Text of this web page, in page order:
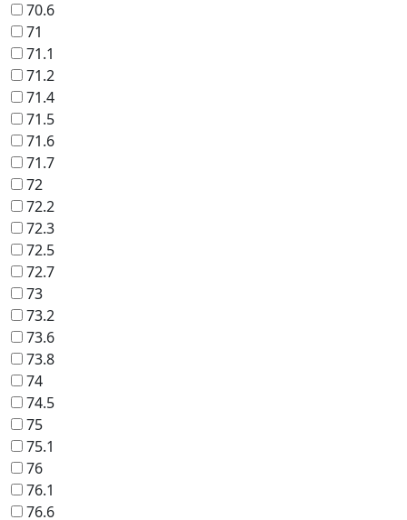
70.6
71
71.1
71.2
71.4
71.5
71.6
71.7
72
72.2
72.3
72.5
72.7
73
73.2
73.6
73.8
74
74.5
75
75.1
76
76.1
76.6